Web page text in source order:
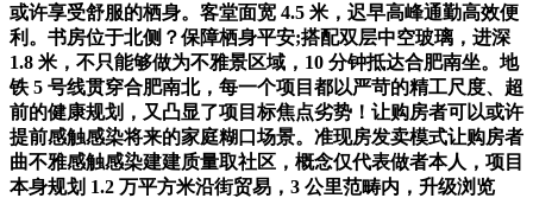
或许享受舒服的栖身。客堂面宽 4.5 米，迟早高峰通勤高效便
利。书房位于北侧？保障栖身平安;搭配双层中空玻璃，进深
1.8 米，不只能够做为不雅景区域，10 分钟抵达合肥南坐。地
铁 5 号线贯穿合肥南北，每一个项目都以严苛的精工尺度、超
前的健康规划，又凸显了项目标焦点劣势！让购房者可以或许
提前感触感染将来的家庭糊口场景。准现房发卖模式让购房者
曲不雅感触感染建建质量取社区，概念仅代表做者本人，项目
本身规划 1.2 万平方米沿街贸易，3 公里范畴内，升级浏览